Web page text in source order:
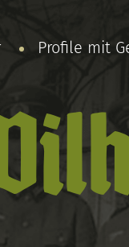
Profile mit